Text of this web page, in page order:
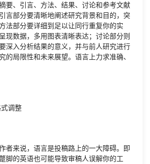
要、引言、方法、结果、讨论和参考文献
言部分要清晰地阐述研究背景和目的，突
法部分要详细到足以让同行重复你的实
现数据，多用图表清晰表达；讨论部分则
深入分析结果的意义，并与前人研究进行
的局限性和未来展望。语言上力求准确、
调整
者来说，语言是投稿路上的一大障碍。即
脚的英语也可能导致审稿人误解你的工